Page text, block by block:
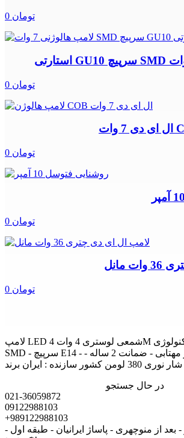
0 تومان
0 تومان
0 تومان
0 تومان
مانل
0 تومان
لامپ LED شمعی لوستری 4 وات 4M مدل کندلی - دارای تکنولوژی
SMD - سرپیچ E14 - دو رنگ نور آفتابی و مهتابی - ضمانت 2 ساله -
در حال جستجو
021-36059872
09122988103
+989122988103
- بعد از منوچهری - پاساژ ایرانیان - طبقه اول -